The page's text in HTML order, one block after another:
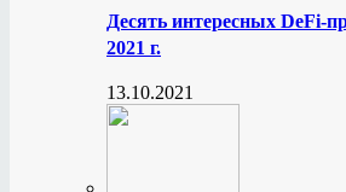
Десять интересных DeFi-
2021 г.
13.10.2021